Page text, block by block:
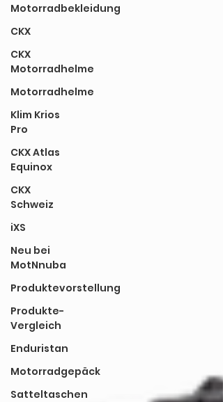
Motorradbekleidung
CKX
CKX
Motorradhelme
Motorradhelme
Klim Krios
Pro
CKX Atlas
Equinox
CKX
Schweiz
iXS
Neu bei
MotNnuba
Produktevorstellung
Produkte-
Vergleich
Enduristan
Motorradgepäck
Satteltaschen